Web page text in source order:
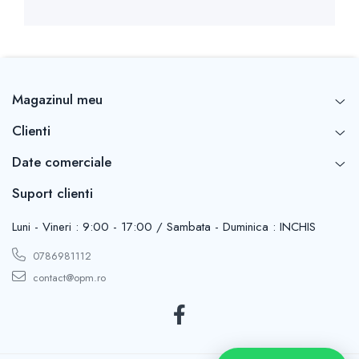
Magazinul meu
Clienti
Date comerciale
Suport clienti
Luni - Vineri : 9:00 - 17:00 / Sambata - Duminica : INCHIS
0786981112
contact@opm.ro